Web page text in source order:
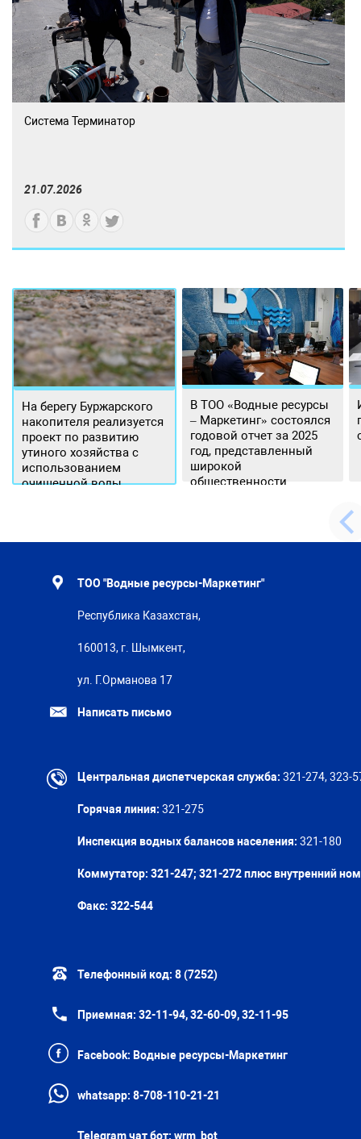
Система Терминатор
21.07.2026
На берегу Буржарского
накопителя реализуется
проект по развитию
утиного хозяйства с
использованием
очищенной воды
В ТОО «Водные ресурсы
– Маркетинг» состоялся
годовой отчет за 2025
год, представленный
широкой
общественности.
ТОО "Водные ресурсы-Маркетинг"
Республика Казахстан,
160013, г. Шымкент,
ул. Г.Орманова 17
Написать письмо
Центральная диспетчерская служба: 321-274, 323-
Горячая линия: 321-275
Инспекция водных балансов населения: 321-180
Коммутатор: 321-247; 321-272 плюс внутренний
Факс: 322-544
Телефонный код: 8 (7252)
Приемная: 32-11-94, 32-60-09, 32-11-95
Facebook: Водные ресурсы-Маркетинг
whatsapp: 8-708-110-21-21
Telegram чат бот: wrm_bot